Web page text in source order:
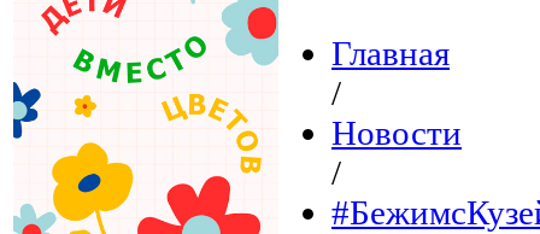
Главная
/
Новости
/